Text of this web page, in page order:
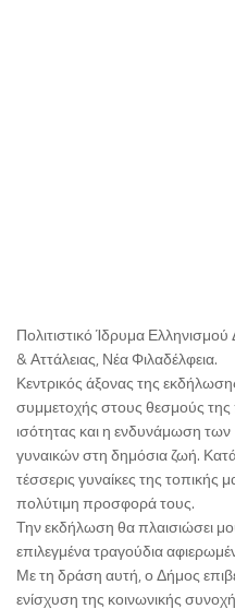
Πολιτιστικό Ίδρυμα
& Αττάλειας, Νέα Φιλαδέλφεια.
Κεντρικός άξονας της
συμμετοχής στους θεσμούς
ισότητας και η ενδυνάμωση των
γυναικών στη δημόσια ζωή.
τέσσερις γυναίκες της τοπικής
πολύτιμη προσφορά τους.
Την εκδήλωση θα πλαισιώσει
επιλεγμένα τραγούδια
Με τη δράση αυτή, ο Δήμος
ενίσχυση της κοινωνικής